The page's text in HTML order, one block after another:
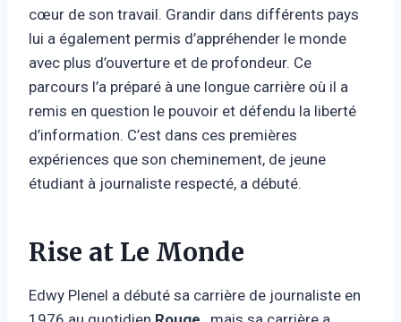
cœur de son travail. Grandir dans différents pays
lui a également permis d’appréhender le monde
avec plus d’ouverture et de profondeur. Ce
parcours l’a préparé à une longue carrière où il a
remis en question le pouvoir et défendu la liberté
d’information. C’est dans ces premières
expériences que son cheminement, de jeune
étudiant à journaliste respecté, a débuté.
Rise at Le Monde
Edwy Plenel a débuté sa carrière de journaliste en